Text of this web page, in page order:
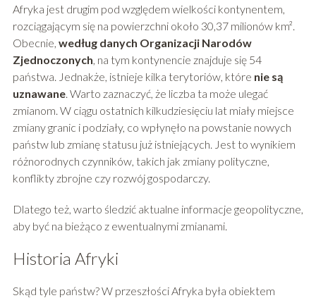
Afryka jest drugim pod względem wielkości kontynentem,
rozciągającym się na powierzchni około 30,37 milionów km².
Obecnie, według danych Organizacji Narodów
Zjednoczonych , na tym kontynencie znajduje się 54
państwa. Jednakże, istnieje kilka terytoriów, które nie są
uznawane. Warto zaznaczyć, że liczba ta może ulegać
zmianom. W ciągu ostatnich kilkudziesięciu lat miały miejsce
zmiany granic i podziały, co wpłynęło na powstanie nowych
państw lub zmianę statusu już istniejących. Jest to wynikiem
różnorodnych czynników, takich jak zmiany polityczne,
konflikty zbrojne czy rozwój gospodarczy.
Dlatego też, warto śledzić aktualne informacje geopolityczne,
aby być na bieżąco z ewentualnymi zmianami.
Historia Afryki
Skąd tyle państw? W przeszłości Afryka była obiektem